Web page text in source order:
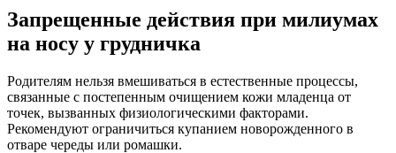
Запрещенные действия при милиумах
на носу у грудничка
Родителям нельзя вмешиваться в естественные процессы,
связанные с постепенным очищением кожи младенца от
точек, вызванных физиологическими факторами.
Рекомендуют ограничиться купанием новорожденного в
отваре череды или ромашки.